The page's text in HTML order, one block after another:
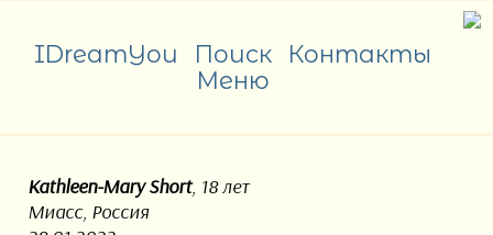
IDreamYou Поиск
Контакты
Меню
Kathleen-Mary Short, 18 лет
Миасс, Россия